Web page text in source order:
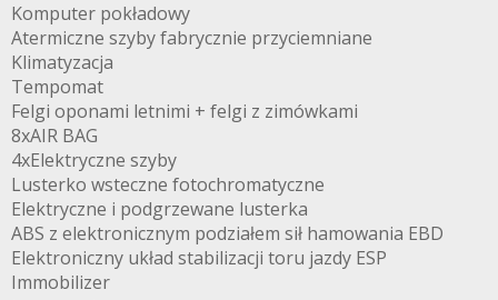
Komputer pokładowy
Atermiczne szyby fabrycznie przyciemniane
Klimatyzacja
Tempomat
Felgi oponami letnimi + felgi z zimówkami
8xAIR BAG
4xElektryczne szyby
Lusterko wsteczne fotochromatyczne
Elektryczne i podgrzewane lusterka
ABS z elektronicznym podziałem sił hamowania EBD
Elektroniczny układ stabilizacji toru jazdy ESP
Immobilizer